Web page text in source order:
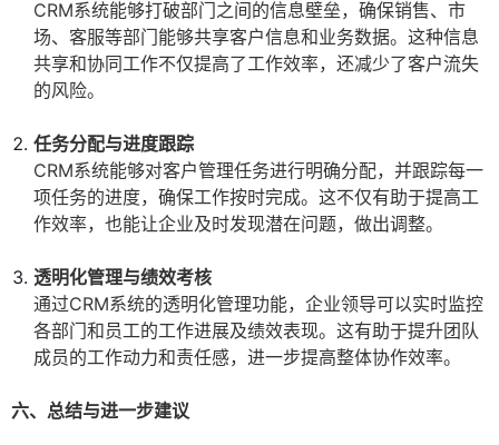
CRM系统能够打破部门之间的信息壁垒，确保销售、市
场、客服等部门能够共享客户信息和业务数据。这种信息
共享和协同工作不仅提高了工作效率，还减少了客户流失
的风险。
任务分配与进度跟踪
CRM系统能够对客户管理任务进行明确分配，并跟踪每一
项任务的进度，确保工作按时完成。这不仅有助于提高工
作效率，也能让企业及时发现潜在问题，做出调整。
透明化管理与绩效考核
通过CRM系统的透明化管理功能，企业领导可以实时监控
各部门和员工的工作进展及绩效表现。这有助于提升团队
成员的工作动力和责任感，进一步提高整体协作效率。
六、总结与进一步建议